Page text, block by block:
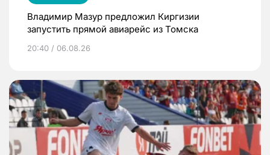
Владимир Мазур предложил Киргизии
запустить прямой авиарейс из Томска
20:40 / 06.08.26